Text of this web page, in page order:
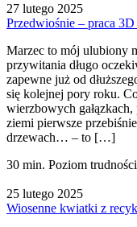
27 lutego 2025
Przedwiośnie – praca
Marzec to mój ulubiony
przywitania długo
zapewne już od
się kolejnej pory roku.
wierzbowych
ziemi pierwsze
drzewach… – to […]
30 min. Poziom
25 lutego 2025
Wiosenne kwiatki z